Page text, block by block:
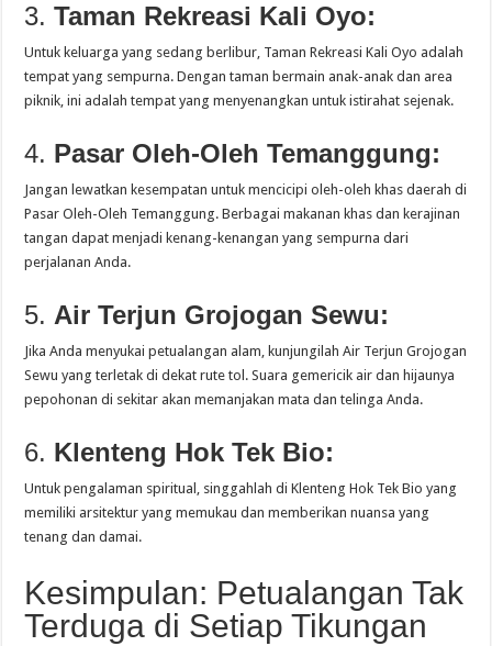
3.Taman Rekreasi Kali Oyo:
Untuk keluarga yang sedang berlibur, Taman Rekreasi Kali Oyo adalah
tempat yang sempurna. Dengan taman bermain anak-anak dan area
piknik, ini adalah tempat yang menyenangkan untuk istirahat sejenak.
4. Pasar Oleh-Oleh Temanggung:
Jangan lewatkan kesempatan untuk mencicipi oleh-oleh khas daerah di
Pasar Oleh-Oleh Temanggung. Berbagai makanan khas dan kerajinan
tangan dapat menjadi kenang-kenangan yang sempurna dari
perjalanan Anda.
5. Air Terjun Grojogan Sewu:
Jika Anda menyukai petualangan alam, kunjungilah Air Terjun Grojogan
Sewu yang terletak di dekat rute tol. Suara gemericik air dan hijaunya
pepohonan di sekitar akan memanjakan mata dan telinga Anda.
6. Klenteng Hok Tek Bio:
Untuk pengalaman spiritual, singgahlah di Klenteng Hok Tek Bio yang
memiliki arsitektur yang memukau dan memberikan nuansa yang
tenang dan damai.
Kesimpulan: Petualangan Tak
Terduga di Setiap Tikungan